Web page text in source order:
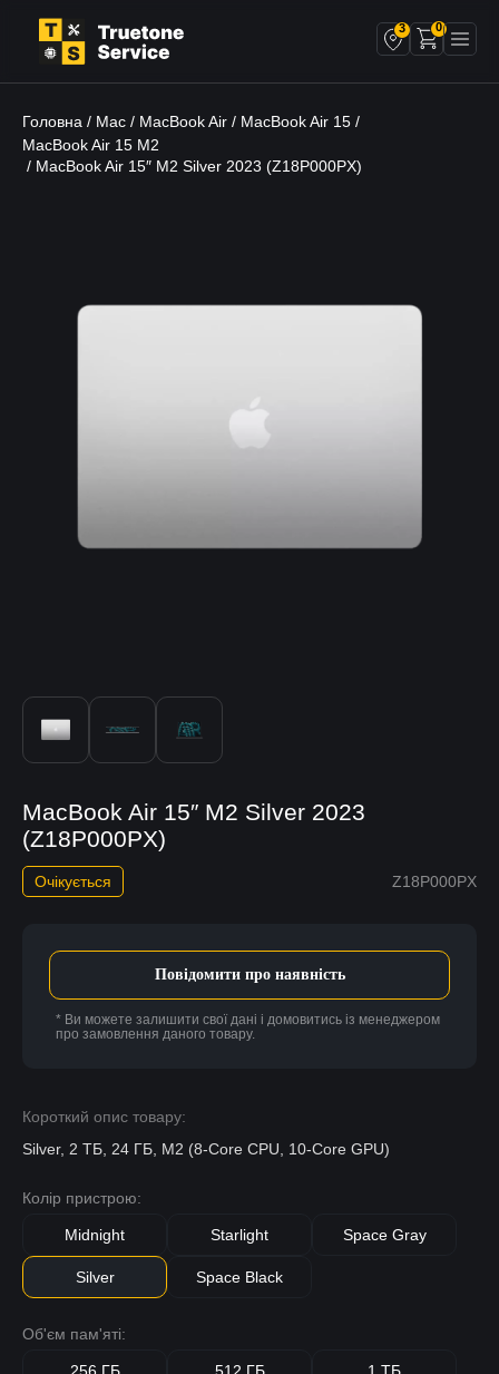
3 0
Головна / Mac / MacBook Air / MacBook Air 15 /
MacBook Air 15 M2
/ MacBook Air 15″ M2 Silver 2023 (Z18P000PX)
MacBook Air 15″ M2 Silver 2023
(Z18P000PX)
Z18P000PX
Очікується
Короткий опис товару:
Silver, 2 ТБ, 24 ГБ, M2 (8-Core CPU, 10-Core GPU)
Колір пристрою:
Midnight Starlight Space Gray
Silver Space Black
Об'єм пам'яті:
Повідомити про наявність
* Ви можете залишити свої дані і домовитись із менеджером
про замовлення даного товару.